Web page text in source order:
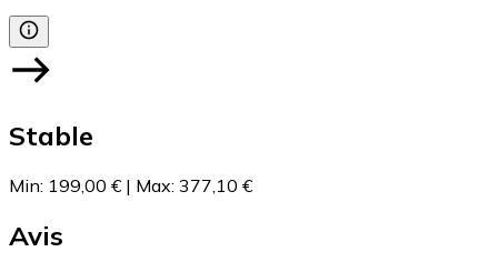
Stable
Min: 199,00 € | Max: 377,10 €
Avis